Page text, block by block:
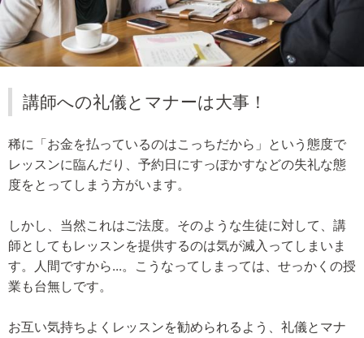
講師への礼儀とマナーは大事！
稀に「お金を払っているのはこっちだから」という態度で
レッスンに臨んだり、予約日にすっぽかすなどの失礼な態
度をとってしまう方がいます。
しかし、当然これはご法度。そのような生徒に対して、講
師としてもレッスンを提供するのは気が滅入ってしまいま
す。人間ですから...。こうなってしまっては、せっかくの授
業も台無しです。
お互い気持ちよくレッスンを勧められるよう、礼儀とマナ